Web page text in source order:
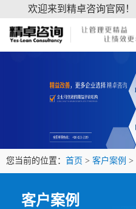
欢迎来到精卓咨询官网！
您当前的位置： 首页 > 客户案例 >
客户案例